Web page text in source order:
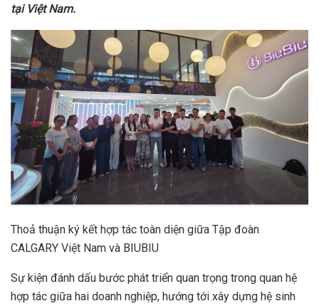
tại Việt Nam.
Thoả thuận ký kết hợp tác toàn diện giữa Tập đoàn
CALGARY Việt Nam và BIUBIU
Sự kiện đánh dấu bước phát triển quan trọng trong quan hệ
hợp tác giữa hai doanh nghiệp, hướng tới xây dựng hệ sinh